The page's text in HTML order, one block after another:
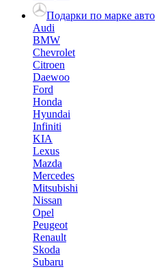
Подарки по марке авто
Audi
BMW
Chevrolet
Citroen
Daewoo
Ford
Honda
Hyundai
Infiniti
KIA
Lexus
Mazda
Mercedes
Mitsubishi
Nissan
Opel
Peugeot
Renault
Skoda
Subaru